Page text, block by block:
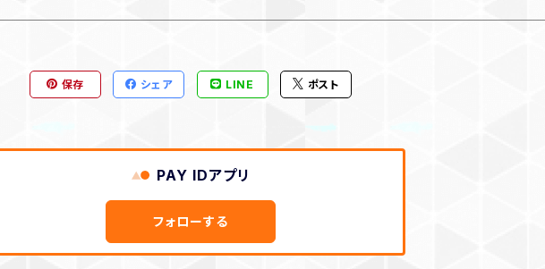
保存 シェア LINE ポスト
PAY IDアプリ
フォローする